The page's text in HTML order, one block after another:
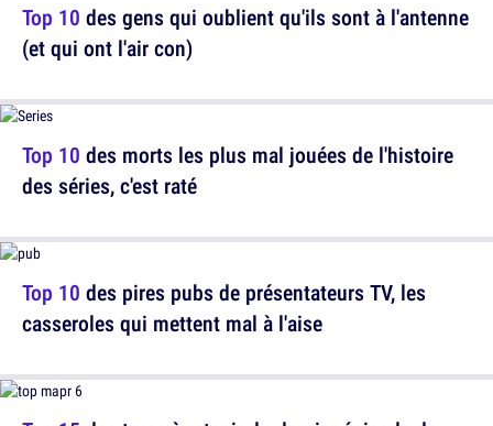
Top 10 des gens qui oublient qu'ils sont à l'antenne
(et qui ont l'air con)
Top 10 des pires pubs de présentateurs TV, les
casseroles qui mettent mal à l'aise
Top 10 des morts les plus mal jouées de l'histoire
des séries, c'est raté